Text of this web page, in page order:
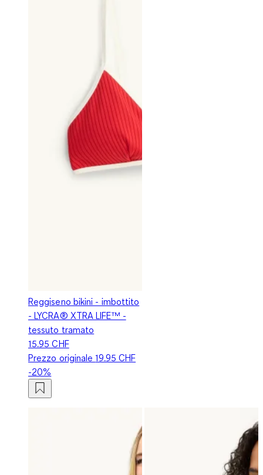
Reggiseno bikini - imbottito
- LYCRA® XTRA LIFE™ -
tessuto tramato
15.95 CHF
Prezzo originale19.95 CHF
-20%